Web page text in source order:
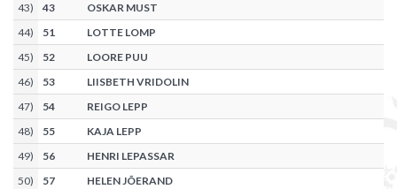
43) 43
OSKAR MUST
44) 51
LOTTE LOMP
45) 52
LOORE PUU
46) 53
LIISBETH VRIDOLIN
47) 54
REIGO LEPP
48) 55
KAJA LEPP
49) 56
HENRI LEPASSAR
50) 57
HELEN JÕERAND